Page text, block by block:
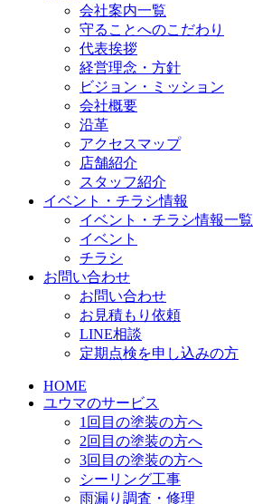
会社案内一覧
守ることへのこだわり
代表挨拶
経営理念・方針
ビジョン・ミッション
会社概要
沿革
アクセスマップ
店舗紹介
スタッフ紹介
イベント・チラシ情報
イベント・チラシ情報一覧
イベント
チラシ
お問い合わせ
お問い合わせ
お見積もり依頼
LINE相談
定期点検を申し込みの方
HOME
ユウマのサービス
1回目の塗装の方へ
2回目の塗装の方へ
3回目の塗装の方へ
シーリング工事
雨漏り調査・修理